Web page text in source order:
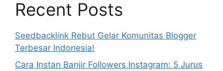
Recent Posts
Seedbacklink Rebut Gelar Komunitas Blogger
Terbesar Indonesia!
Cara Instan Banjir Followers Instagram: 5 Jurus